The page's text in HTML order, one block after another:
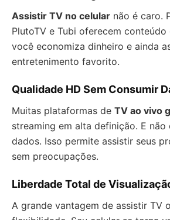
Assistir TV no celular não é caro.
PlutoTV e Tubi oferecem
você economiza dinheiro e ainda
entretenimento favorito.
Qualidade HD Sem Consumir
Muitas plataformas de TV ao vivo
streaming em alta definição. E
dados. Isso permite assistir seus
sem preocupações.
Liberdade Total de
A grande vantagem de assistir TV